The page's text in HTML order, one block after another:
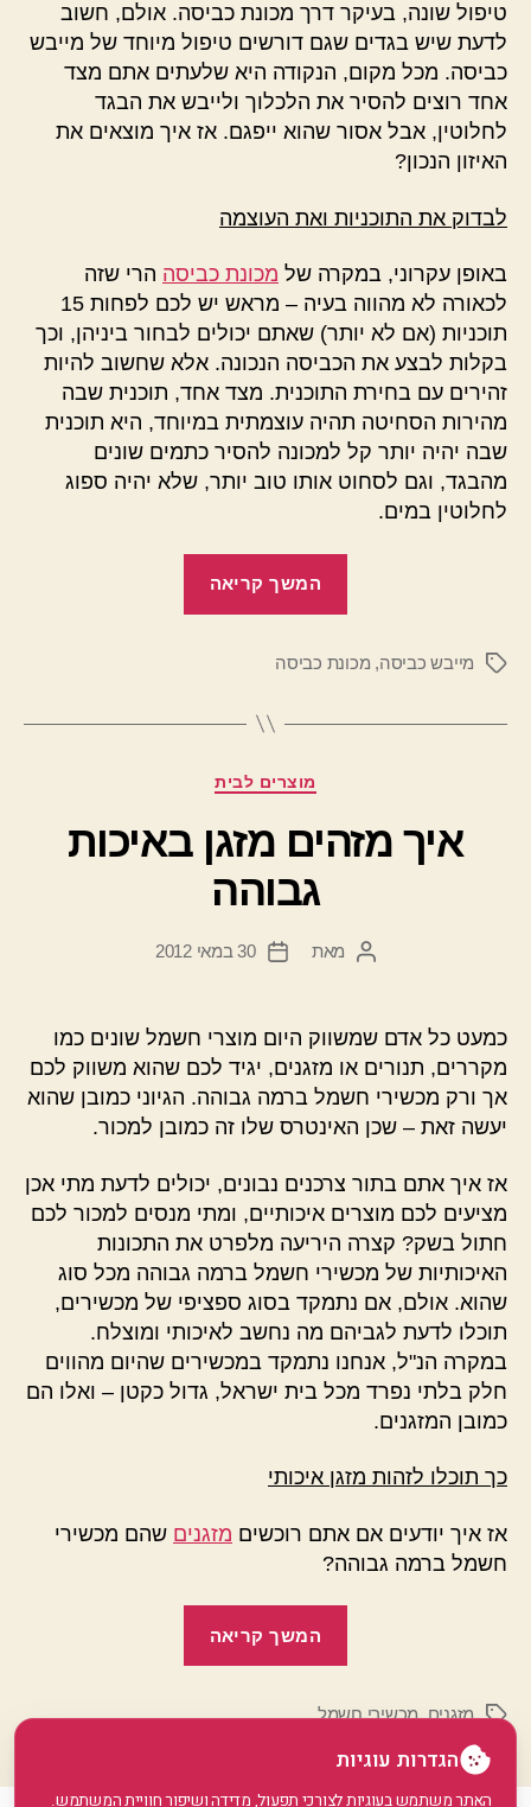
טיפול שונה, בעיקר דרך מכונת כביסה. אולם, חשוב
לדעת שיש בגדים שגם דורשים טיפול מיוחד של מייבש
כביסה. מכל מקום, הנקודה היא שלעתים אתם מצד
אחד רוצים להסיר את הלכלוך ולייבש את הבגד
לחלוטין, אבל אסור שהוא ייפגם. אז איך מוצאים את
האיזון הנכון?
לבדוק את התוכניות ואת העוצמה
באופן עקרוני, במקרה של מכונת כביסה הרי שזה
לכאורה לא מהווה בעיה – מראש יש לכם לפחות 15
תוכניות (אם לא יותר) שאתם יכולים לבחור ביניהן, וכך
בקלות לבצע את הכביסה הנכונה. אלא שחשוב להיות
זהירים עם בחירת התוכנית. מצד אחד, תוכנית שבה
מהירות הסחיטה תהיה עוצמתית במיוחד, היא תוכנית
שבה יהיה יותר קל למכונה להסיר כתמים שונים
מהבגד, וגם לסחוט אותו טוב יותר, שלא יהיה ספוג
לחלוטין במים.
המשך קריאה
איזון"
תגיותמייבש כביסה, מכונת כביסה
קטגוריות
מוצרים לבית
איך מזהים מזגן באיכות
גבוהה
המחבר
מאת
תאריך
30 במאי 2012
כמעט כל אדם שמשווק היום מוצרי חשמל שונים כמו
מקררים, תנורים או מזגנים, יגיד לכם שהוא משווק לכם
אך ורק מכשירי חשמל ברמה גבוהה. הגיוני כמובן שהוא
יעשה זאת – שכן האינטרס שלו זה כמובן למכור.
אז איך אתם בתור צרכנים נבונים, יכולים לדעת מתי אכן
מציעים לכם מוצרים איכותיים, ומתי מנסים למכור לכם
חתול בשק? קצרה היריעה מלפרט את התכונות
האיכותיות של מכשירי חשמל ברמה גבוהה מכל סוג
שהוא. אולם, אם נתמקד בסוג ספציפי של מכשירים,
תוכלו לדעת לגביהם מה נחשב לאיכותי ומוצלח.
במקרה הנ"ל, אנחנו נתמקד במכשירים שהיום מהווים
חלק בלתי נפרד מכל בית ישראל, גדול כקטן – ואלו הם
כמובן המזגנים.
כך תוכלו לזהות מזגן איכותי
אז איך יודעים אם אתם רוכשים מזגנים שהם מכשירי
חשמל ברמה גבוהה?
המשך קריאה
באיכות
תגיותמזגנים,מכשירי חשמל
הגדרות עוגיות
האתר משתמש בעוגיות לצורכי תפעול, מדידה ושיפור חוויית המשתמש.